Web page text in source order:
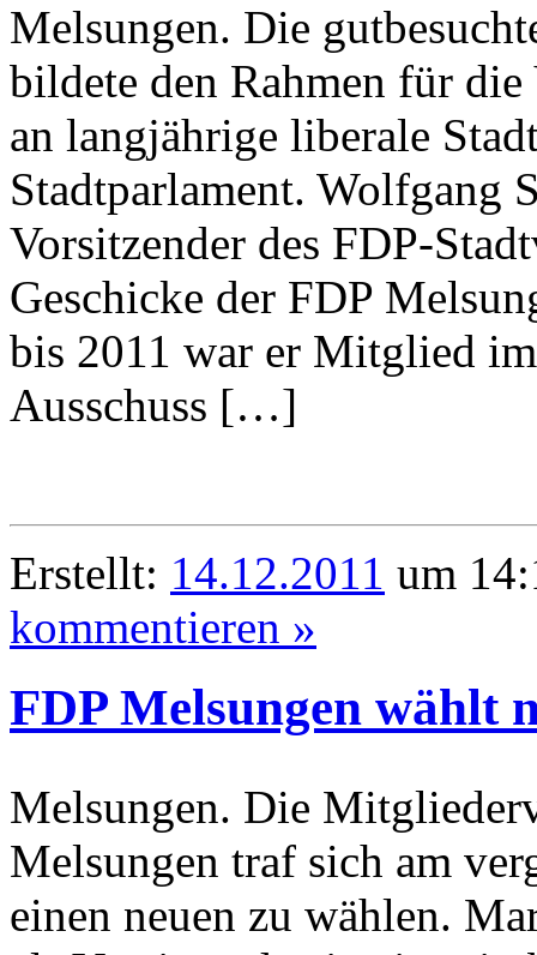
Melsungen. Die
bildete den Rahmen für
an langjährige liberale
Stadtparlament. Wolfgang
Vorsitzender des FDP-
Geschicke der FDP
bis 2011 war er Mitglied
Ausschuss […]
Erstellt: 14.12.2011 um
kommentieren »
FDP Melsungen wählt
Melsungen. Die
Melsungen traf sich am
einen neuen zu wählen.